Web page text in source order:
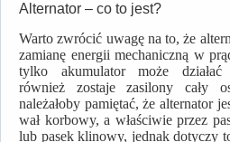
Alternator – co to jest?
Warto zwrócić uwagę na to, że
zamianę energii mechaniczną w
tylko akumulator może działać
również zostaje zasilony cały
należałoby pamiętać, że alternator
wał korbowy, a właściwie przez
lub pasek klinowy, jednak dotyczy